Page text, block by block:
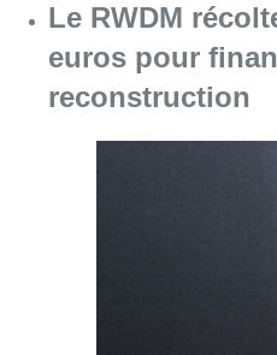
Le RWDM
euros pour
reconstruction